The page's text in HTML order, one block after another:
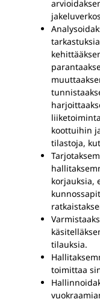
koottuihin
tilastoja,
korjauksia,
tilauksia.
toimittaa